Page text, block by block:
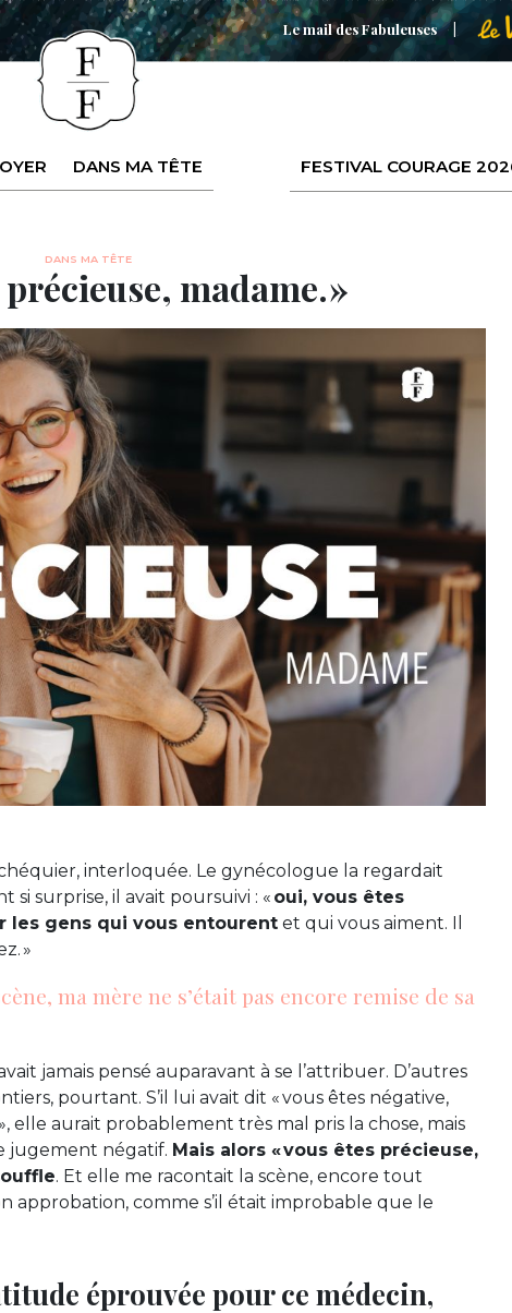
Le mail des Fabuleuses
DANS MA TÊTE FESTIVAL COURAGE
DANS MA TÊTE
précieuse, madame. »
interloquée. Le gynécologue la regardait
si surprise, il avait poursuivi : « oui, vous êtes
les gens qui vous entourent et qui vous aiment. Il
»
ma mère ne s’était pas encore remise de sa
jamais pensé auparavant à se l’attribuer. D’autres
pourtant. S’il lui avait dit « vous êtes négative,
elle aurait probablement très mal pris la chose, mais
jugement négatif. Mais alors « vous êtes précieuse,
. Et elle me racontait la scène, encore tout
comme s’il était improbable que le
éprouvée pour ce médecin,